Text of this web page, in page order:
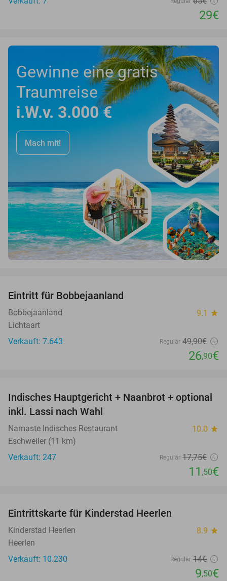
29€
Gewinne eine gratis
Traumreise
i.W.v. 3.000 €
Mach mit!
Eintritt für Bobbejaanland
Bobbejaanland 9.1 star
Lichtaart
Verkauft: 7.643
Regulär 49,90€
26,90€
35%
Indisches Hauptgericht + Naanbrot + optional
inkl. Lassi nach Wahl
Namaste Indisches Restaurant 10.0 star
Eschweiler (11 km)
Verkauft: 247
Regulär 17,75€
11 ,50€
Eintrittskarte für Kinderstad Heerlen
Kinderstad Heerlen 8.9 star
Heerlen
Verkauft: 10.230
Regulär 14€
9,50€